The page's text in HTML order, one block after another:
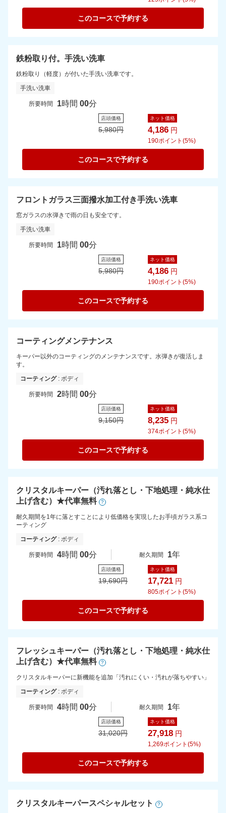
このコースで予約する
鉄粉取り付。手洗い洗車
鉄粉取り（軽度）が付いた手洗い洗車です。
手洗い洗車
所要時間 1時間 00分
店頭価格
5,980円
ネット価格
4,186 円
190ポイント(5%)
このコースで予約する
フロントガラス三面撥水加工付き手洗い洗車
窓ガラスの水弾きで雨の日も安全です。
手洗い洗車
所要時間 1時間 00分
店頭価格
5,980円
ネット価格
4,186 円
190ポイント(5%)
このコースで予約する
コーティングメンテナンス
キーパー以外のコーティングのメンテナンスです。水弾きが復活しま
す。
コーティング: ボディ
所要時間 2時間 00分
店頭価格
9,150円
ネット価格
8,235 円
374ポイント(5%)
このコースで予約する
クリスタルキーパー（汚れ落とし・下地処理・純水仕
上げ含む）★代車無料
?
耐久期間を1年に落とすことにより低価格を実現したお手頃ガラス系コ
ーティング
コーティング: ボディ
所要時間 4時間 00分 耐久期間 1年
店頭価格
19,690円
ネット価格
17,721 円
805ポイント(5%)
このコースで予約する
フレッシュキーパー（汚れ落とし・下地処理・純水仕
上げ含む）★代車無料
?
クリスタルキーパーに新機能を追加「汚れにくい・汚れが落ちやすい」
コーティング: ボディ
所要時間 4時間 00分 耐久期間 1年
店頭価格
31,020円
ネット価格
27,918 円
1,269ポイント(5%)
このコースで予約する
クリスタルキーパースペシャルセット ?